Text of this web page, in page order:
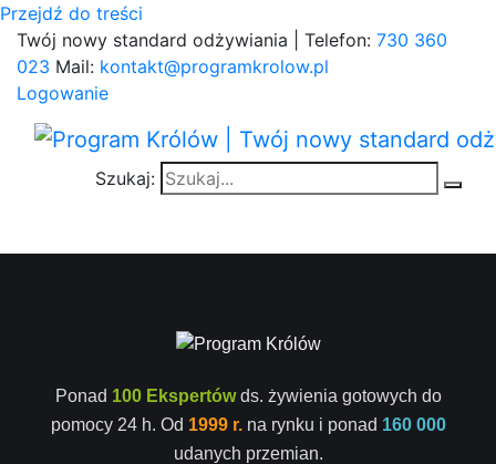
Przejdź do treści
Twój nowy standard odżywiania | Telefon: 730 360
023 Mail: kontakt@programkrolow.pl
Logowanie
Szukaj:
Ponad 100 Ekspertówds. żywienia gotowych do
pomocy 24 h. Od 1999 r.na rynku i ponad 160 000
udanych przemian.